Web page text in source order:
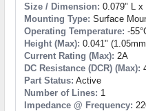
Size / Dimension: 0.079" L x
Mounting Type: Surface
Operating Temperature: -
Height (Max): 0.041"
Current Rating (Max): 2A
DC Resistance (DCR) (Max):
Part Status: Active
Number of Lines: 1
Impedance @ Frequency: